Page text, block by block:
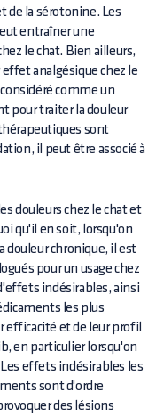
de la sérotonine. Les
entraîner une
le chat. Bien ailleurs,
analgésique chez le
comme un
pour traiter la douleur
sont
il peut être associé à
douleurs chez le chat et
qu'il en soit, lorsqu'on
douleur chronique, il est
pour un usage chez
indésirables, ainsi
les plus
efficacité et de leur profil
en particulier lorsqu'on
effets indésirables les
sont d'ordre
des lésions